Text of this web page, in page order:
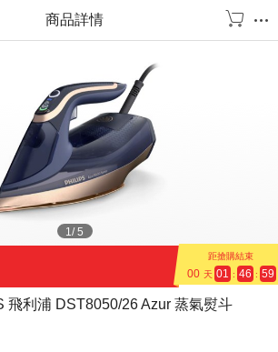
商品詳情
1/5
距搶購結束
00 天 01 : 46 : 59
飛利浦 DST8050/26 Azur 蒸氣熨斗